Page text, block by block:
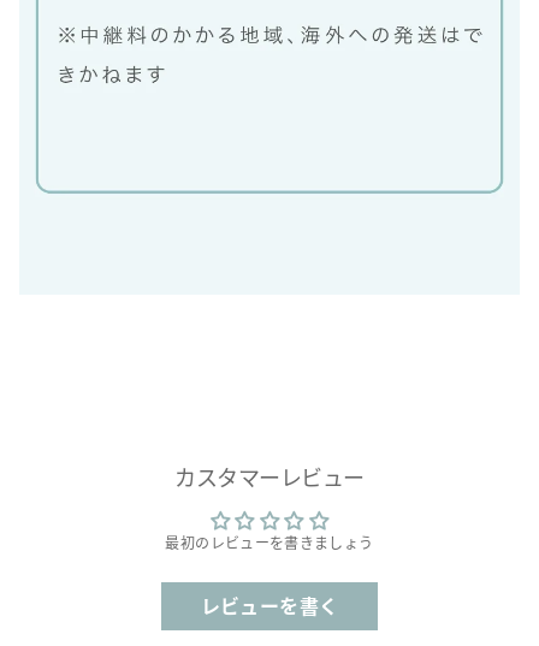
カスタマーレビュー
最初のレビューを書きましょう
レビューを書く